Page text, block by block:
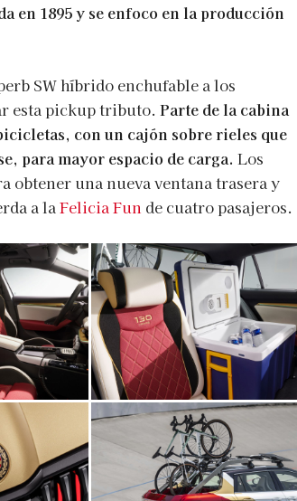
en 1895 y se enfoco en la producción
SW híbrido enchufable a los
esta pickup tributo. Parte de la cabina
con un cajón sobre rieles que
para mayor espacio de carga. Los
obtener una nueva ventana trasera y
a laFelicia Fun de cuatro pasajeros.